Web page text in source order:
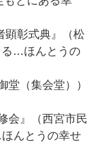
顕彰式典』（松
る…ほんとうの
堂（集会堂））
会』（西宮市民
んとうの幸せ